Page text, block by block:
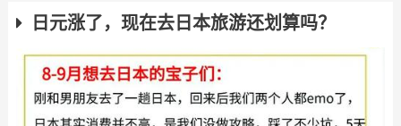
日元涨了，现在去日本旅游还划算吗？